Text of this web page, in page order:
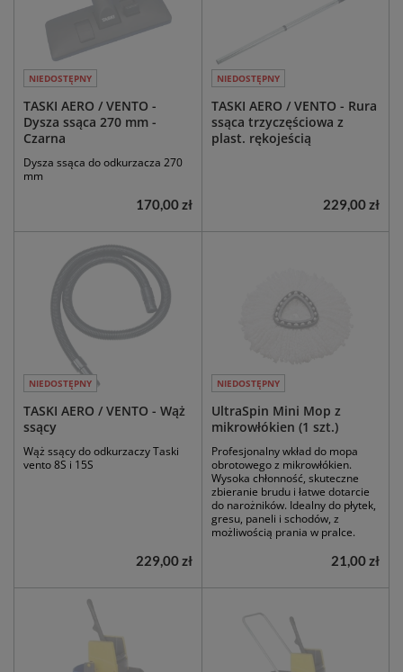
NIEDOSTĘPNY
TASKI AERO / VENTO -
Dysza ssąca 270 mm -
Czarna
Dysza ssąca do odkurzacza 270
mm
170,00 zł
NIEDOSTĘPNY
TASKI AERO / VENTO - Rura
ssąca trzyczęściowa z
plast. rękojeścią
229,00 zł
NIEDOSTĘPNY
TASKI AERO / VENTO - Wąż
ssący
Wąż ssący do odkurzaczy Taski
vento 8S i 15S
229,00 zł
NIEDOSTĘPNY
UltraSpin Mini Mop z
mikrowłókien (1 szt.)
Profesjonalny wkład do mopa
obrotowego z mikrowłókien.
Wysoka chłonność, skuteczne
zbieranie brudu i łatwe dotarcie
do narożników. Idealny do płytek,
gresu, paneli i schodów, z
możliwością prania w pralce.
21,00 zł